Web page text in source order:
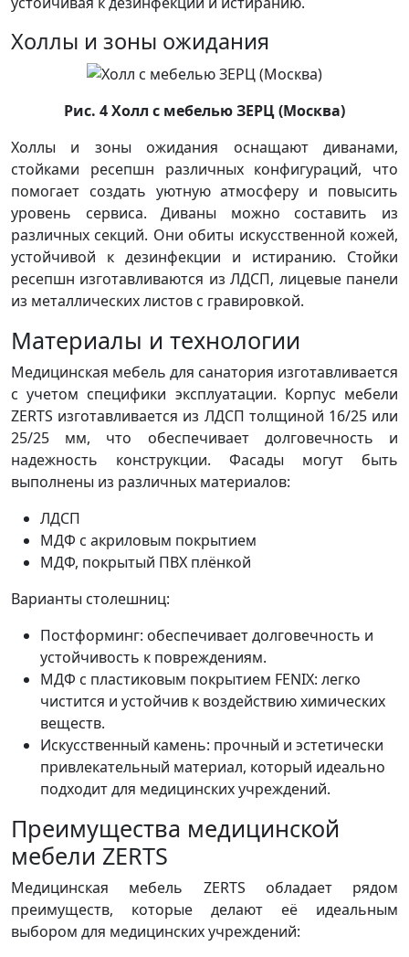
Холлы и зоны ожидания
Рис. 4 Холл с мебелью ЗЕРЦ (Москва)
Холлы и зоны ожидания оснащают диванами,
стойками ресепшн различных конфигураций, что
помогает создать уютную атмосферу и повысить
уровень сервиса. Диваны можно составить из
различных секций. Они обиты искусственной кожей,
устойчивой к дезинфекции и истиранию. Стойки
ресепшн изготавливаются из ЛДСП, лицевые панели
из металлических листов с гравировкой.
Материалы и технологии
Медицинская мебель для санатория изготавливается
с учетом специфики эксплуатации. Корпус мебели
ZERTS изготавливается из ЛДСП толщиной 16/25 или
25/25 мм, что обеспечивает долговечность и
надежность конструкции. Фасады могут быть
выполнены из различных материалов:
ЛДСП
МДФ с акриловым покрытием
МДФ, покрытый ПВХ плёнкой
Варианты столешниц:
Постформинг: обеспечивает долговечность и
устойчивость к повреждениям.
МДФ с пластиковым покрытием FENIX: легко
чистится и устойчив к воздействию химических
веществ.
Искусственный камень: прочный и эстетически
привлекательный материал, который идеально
подходит для медицинских учреждений.
Преимущества медицинской
мебели ZERTS
Медицинская мебель ZERTS обладает рядом
преимуществ, которые делают её идеальным
выбором для медицинских учреждений: